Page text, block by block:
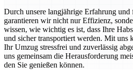
Durch unsere langjährige Erfahrung und
garantieren wir nicht nur Effizienz,
wissen, wie wichtig es ist, dass Ihre
und sicher transportiert werden. Mit uns
Ihr Umzug stressfrei und zuverlässig
uns gemeinsam die Herausforderung
den Sie genießen können.